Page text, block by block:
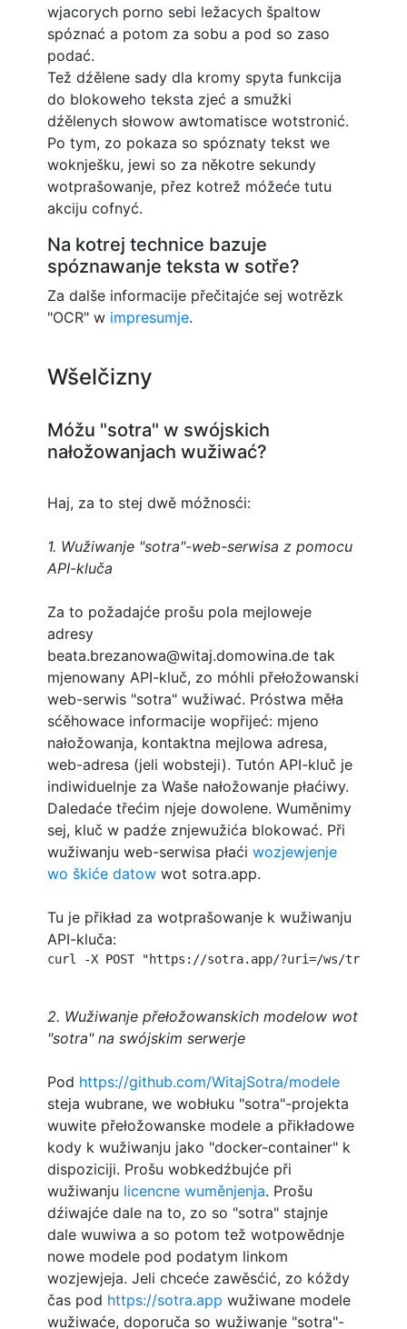
wjacorych porno sebi ležacych špaltow
spóznać a potom za sobu a pod so zaso
podać.
Tež dźělene sady dla kromy spyta funkcija
do blokoweho teksta zjeć a smužki
dźělenych słowow awtomatisce wotstronić.
Po tym, zo pokaza so spóznaty tekst we
woknješku, jewi so za někotre sekundy
wotprašowanje, přez kotrež móžeće tutu
akciju cofnyć.
Na kotrej technice bazuje
spóznawanje teksta w sotře?
Za dalše informacije přečitajće sej wotrězk
"OCR" w impresumje.
Wšelčizny
Móžu "sotra" w swójskich
nałožowanjach wužiwać?
Haj, za to stej dwě móžnosći:
1. Wužiwanje "sotra"-web-serwisa z pomocu
API-kluča
Za to požadajće prošu pola mejloweje
adresy
beata.brezanowa@witaj.domowina.de tak
mjenowany API-kluč, zo móhli přełožowanski
web-serwis "sotra" wužiwać. Próstwa měła
sćěhowace informacije wopřijeć: mjeno
nałožowanja, kontaktna mejlowa adresa,
web-adresa (jeli wobsteji). Tutón API-kluč je
indiwiduelnje za Waše nałožowanje płaćiwy.
Daledaće třećim njeje dowolene. Wuměnimy
sej, kluč w padźe znjewužića blokować. Při
wužiwanju web-serwisa płaćiwozjewjenje
wo škiće datow wot sotra.app.
Tu je přikład za wotprašowanje k wužiwanju
API-kluča:
curl -X POST "https://sotra.app/?uri=/ws/
2. Wužiwanje přełožowanskich modelow wot
"sotra" na swójskim serwerje
Pod https://github.com/WitajSotra/modele
steja wubrane, we wobłuku "sotra"-projekta
wuwite přełožowanske modele a přikładowe
kody k wužiwanju jako "docker-container" k
dispoziciji. Prošu wobkedźbujće při
wužiwanju licencne wuměnjenja. Prošu
dźiwajće dale na to, zo so "sotra" stajnje
dale wuwiwa a so potom tež wotpowědnje
nowe modele pod podatym linkom
wozjewjeja. Jeli chceće zawěsćić, zo kóždy
čas pod https://sotra.app wužiwane modele
wužiwaće, doporuča so wužiwanje "sotra"-